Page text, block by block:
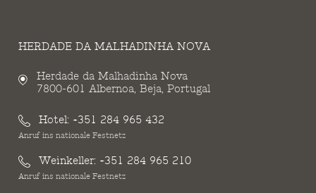
HERDADE DA MALHADINHA NOVA
Herdade da Malhadinha Nova
7800-601 Albernoa, Beja, Portugal
Hotel: +351 284 965 432
Anruf ins nationale Festnetz
Weinkeller: +351 284 965 210
Anruf ins nationale Festnetz